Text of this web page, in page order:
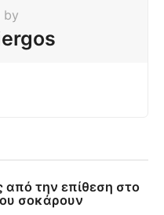
by
την επίθεση στο
σοκάρουν